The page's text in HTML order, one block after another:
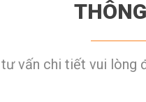
vấn chi tiết vui lòng